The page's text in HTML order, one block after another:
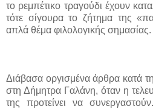
το ρεμπέτικο τραγούδι έχουν
τότε σίγουρα το ζήτημα της
απλά θέμα φιλολογικής σημασίας.
Διάβασα οργισμένα άρθρα κατά
στη Δήμητρα Γαλάνη, όταν η
της προτείνει να